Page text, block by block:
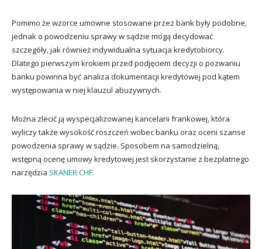
Pomimo że wzorce umowne stosowane przez bank były podobne,
jednak o powodzeniu sprawy w sądzie mogą decydować
szczegóły, jak również indywidualna sytuacja kredytobiorcy.
Dlatego pierwszym krokiem przed podjęciem decyzji o pozwaniu
banku powinna być analiza dokumentacji kredytowej pod kątem
występowania w niej klauzul abuzywnych.
Można zlecić ją wyspecjalizowanej kancelarii frankowej, która
wyliczy także wysokość roszczeń wobec banku oraz oceni szanse
powodzenia sprawy w sądzie. Sposobem na samodzielną,
wstępną ocenę umowy kredytowej jest skorzystanie z bezpłatnego
narzędzia SKANER CHF.